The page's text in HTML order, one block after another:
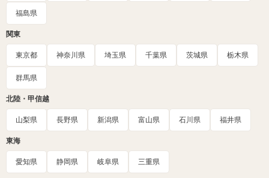
福島県
関東
東京都 神奈川県 埼玉県 千葉県 茨城県 栃木県
群馬県
北陸・甲信越
山梨県 長野県 新潟県 富山県 石川県 福井県
東海
愛知県 静岡県 岐阜県 三重県